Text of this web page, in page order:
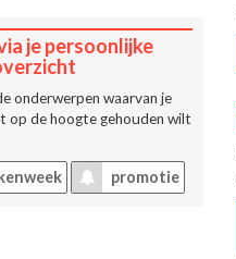
je persoonlijke
onderwerpen waarvan je
op de hoogte gehouden wilt
promotie